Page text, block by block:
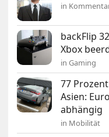
in
backFlip
Xbox
in Gaming
77
Asien:
abhängig
in Mobilität